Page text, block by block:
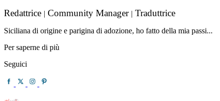
Redattrice | Community Manager | Traduttrice
Siciliana di origine e parigina di adozione, ho fatto della mia passi...
Per saperne di più
Seguici